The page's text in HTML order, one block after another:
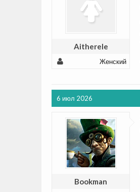
Aitherele
Женский
6 июл 2026
Bookman